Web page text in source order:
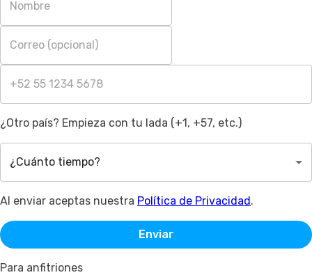
¿Otro país? Empieza con tu lada (+1, +57, etc.)
¿Cuánto tiempo?
Al enviar aceptas nuestra Política de Privacidad.
Enviar
Para anfitriones